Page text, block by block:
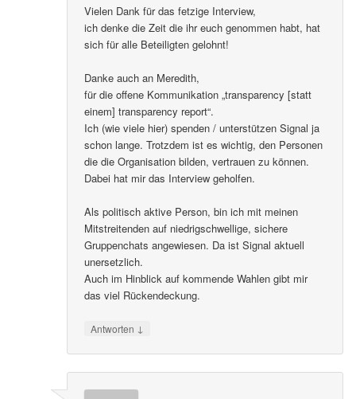
Vielen Dank für das fetzige Interview,
ich denke die Zeit die ihr euch genommen habt, hat
sich für alle Beteiligten gelohnt!
Danke auch an Meredith,
für die offene Kommunikation „transparency [statt
einem] transparency report“.
Ich (wie viele hier) spenden / unterstützen Signal ja
schon lange. Trotzdem ist es wichtig, den Personen
die die Organisation bilden, vertrauen zu können.
Dabei hat mir das Interview geholfen.
Als politisch aktive Person, bin ich mit meinen
Mitstreitenden auf niedrigschwellige, sichere
Gruppenchats angewiesen. Da ist Signal aktuell
unersetzlich.
Auch im Hinblick auf kommende Wahlen gibt mir
das viel Rückendeckung.
Antworten ↓